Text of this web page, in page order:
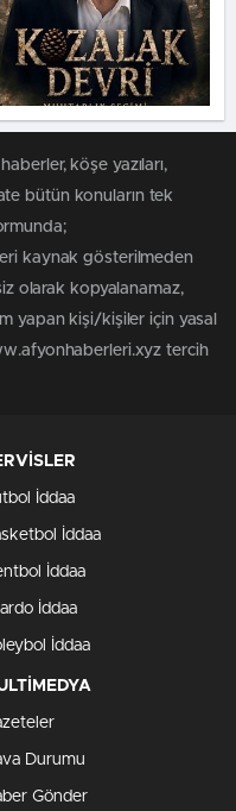
köşe yazıları,
bütün konuların tek
kaynak gösterilmeden
olarak kopyalanamaz,
yapan kişi/kişiler için yasal
tercih
İddaa
İddaa
İddaa
İddaa
İddaa
Durumu
Gönder